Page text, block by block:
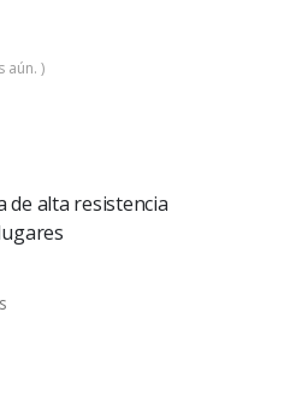
aún. )
de alta resistencia